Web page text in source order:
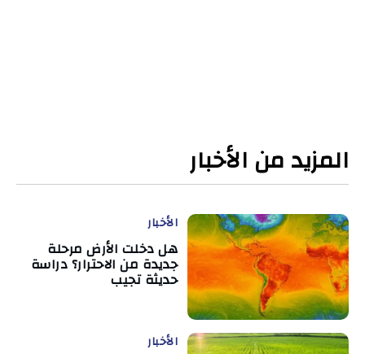
المزيد من الأخبار
الأخبار
هل دخلت الأرض مرحلة
جديدة من الاحترار؟ دراسة
حديثة تجيب
الأخبار